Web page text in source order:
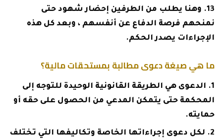
وهنا يطلب من الطرفين إحضار شهود حتى
نمنحهم فرصة الدفاع عن أنفسهم ، وبعد كل هذه
الإجراءات يصدر الحكم.
ما هي صيغة دعوى مطالبة بمستحقات مالية؟
الدعوى هي الطريقة القانونية الوحيدة للتوجه إلى
المحكمة حتى يتمكن المدعي من الحصول على حقه أو
حمايته.
لكل دعوى إجراءاتها الخاصة وتكاليفها التي تختلف